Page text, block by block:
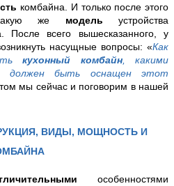
комбайна. И только после этого
же модельустройства
После всего вышесказанного, у
насущные вопросы: «Как
кухонный комбайн, какими
должен быть оснащен этот
мы сейчас и поговорим в нашей
ВИДЫ, МОЩНОСТЬ И
особенностями